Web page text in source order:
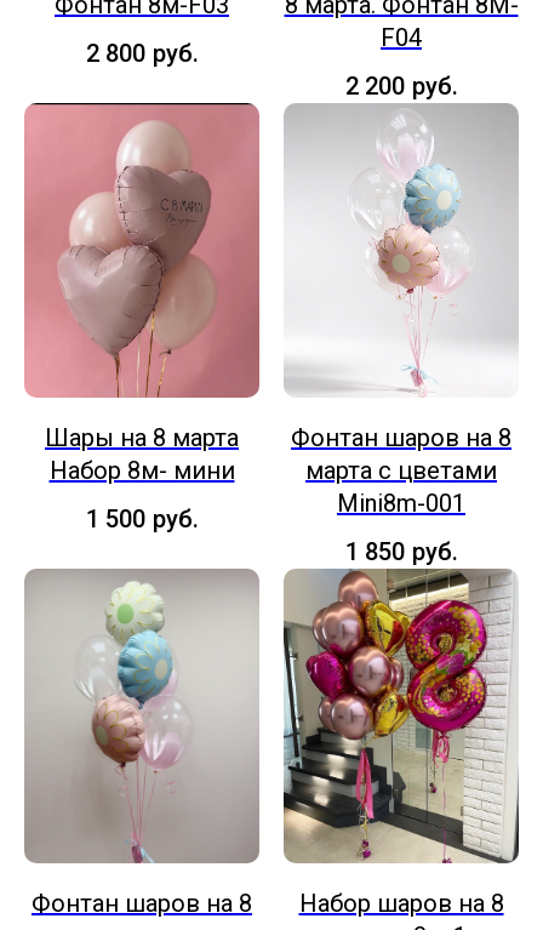
2 800 руб.
F04
2 200 руб.
Шары на 8 марта
Набор 8м- мини
1 500 руб.
Фонтан шаров на 8
марта с цветами
Mini8m-001
1 850 руб.
Фонтан шаров на 8
Набор шаров на 8